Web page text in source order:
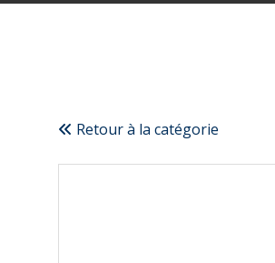
Retour à la catégorie